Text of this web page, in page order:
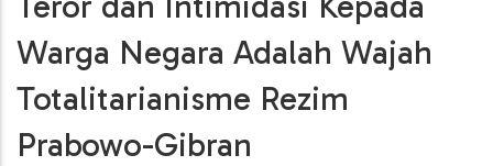
Warga Negara Adalah Wajah
Totalitarianisme Rezim
Prabowo-Gibran